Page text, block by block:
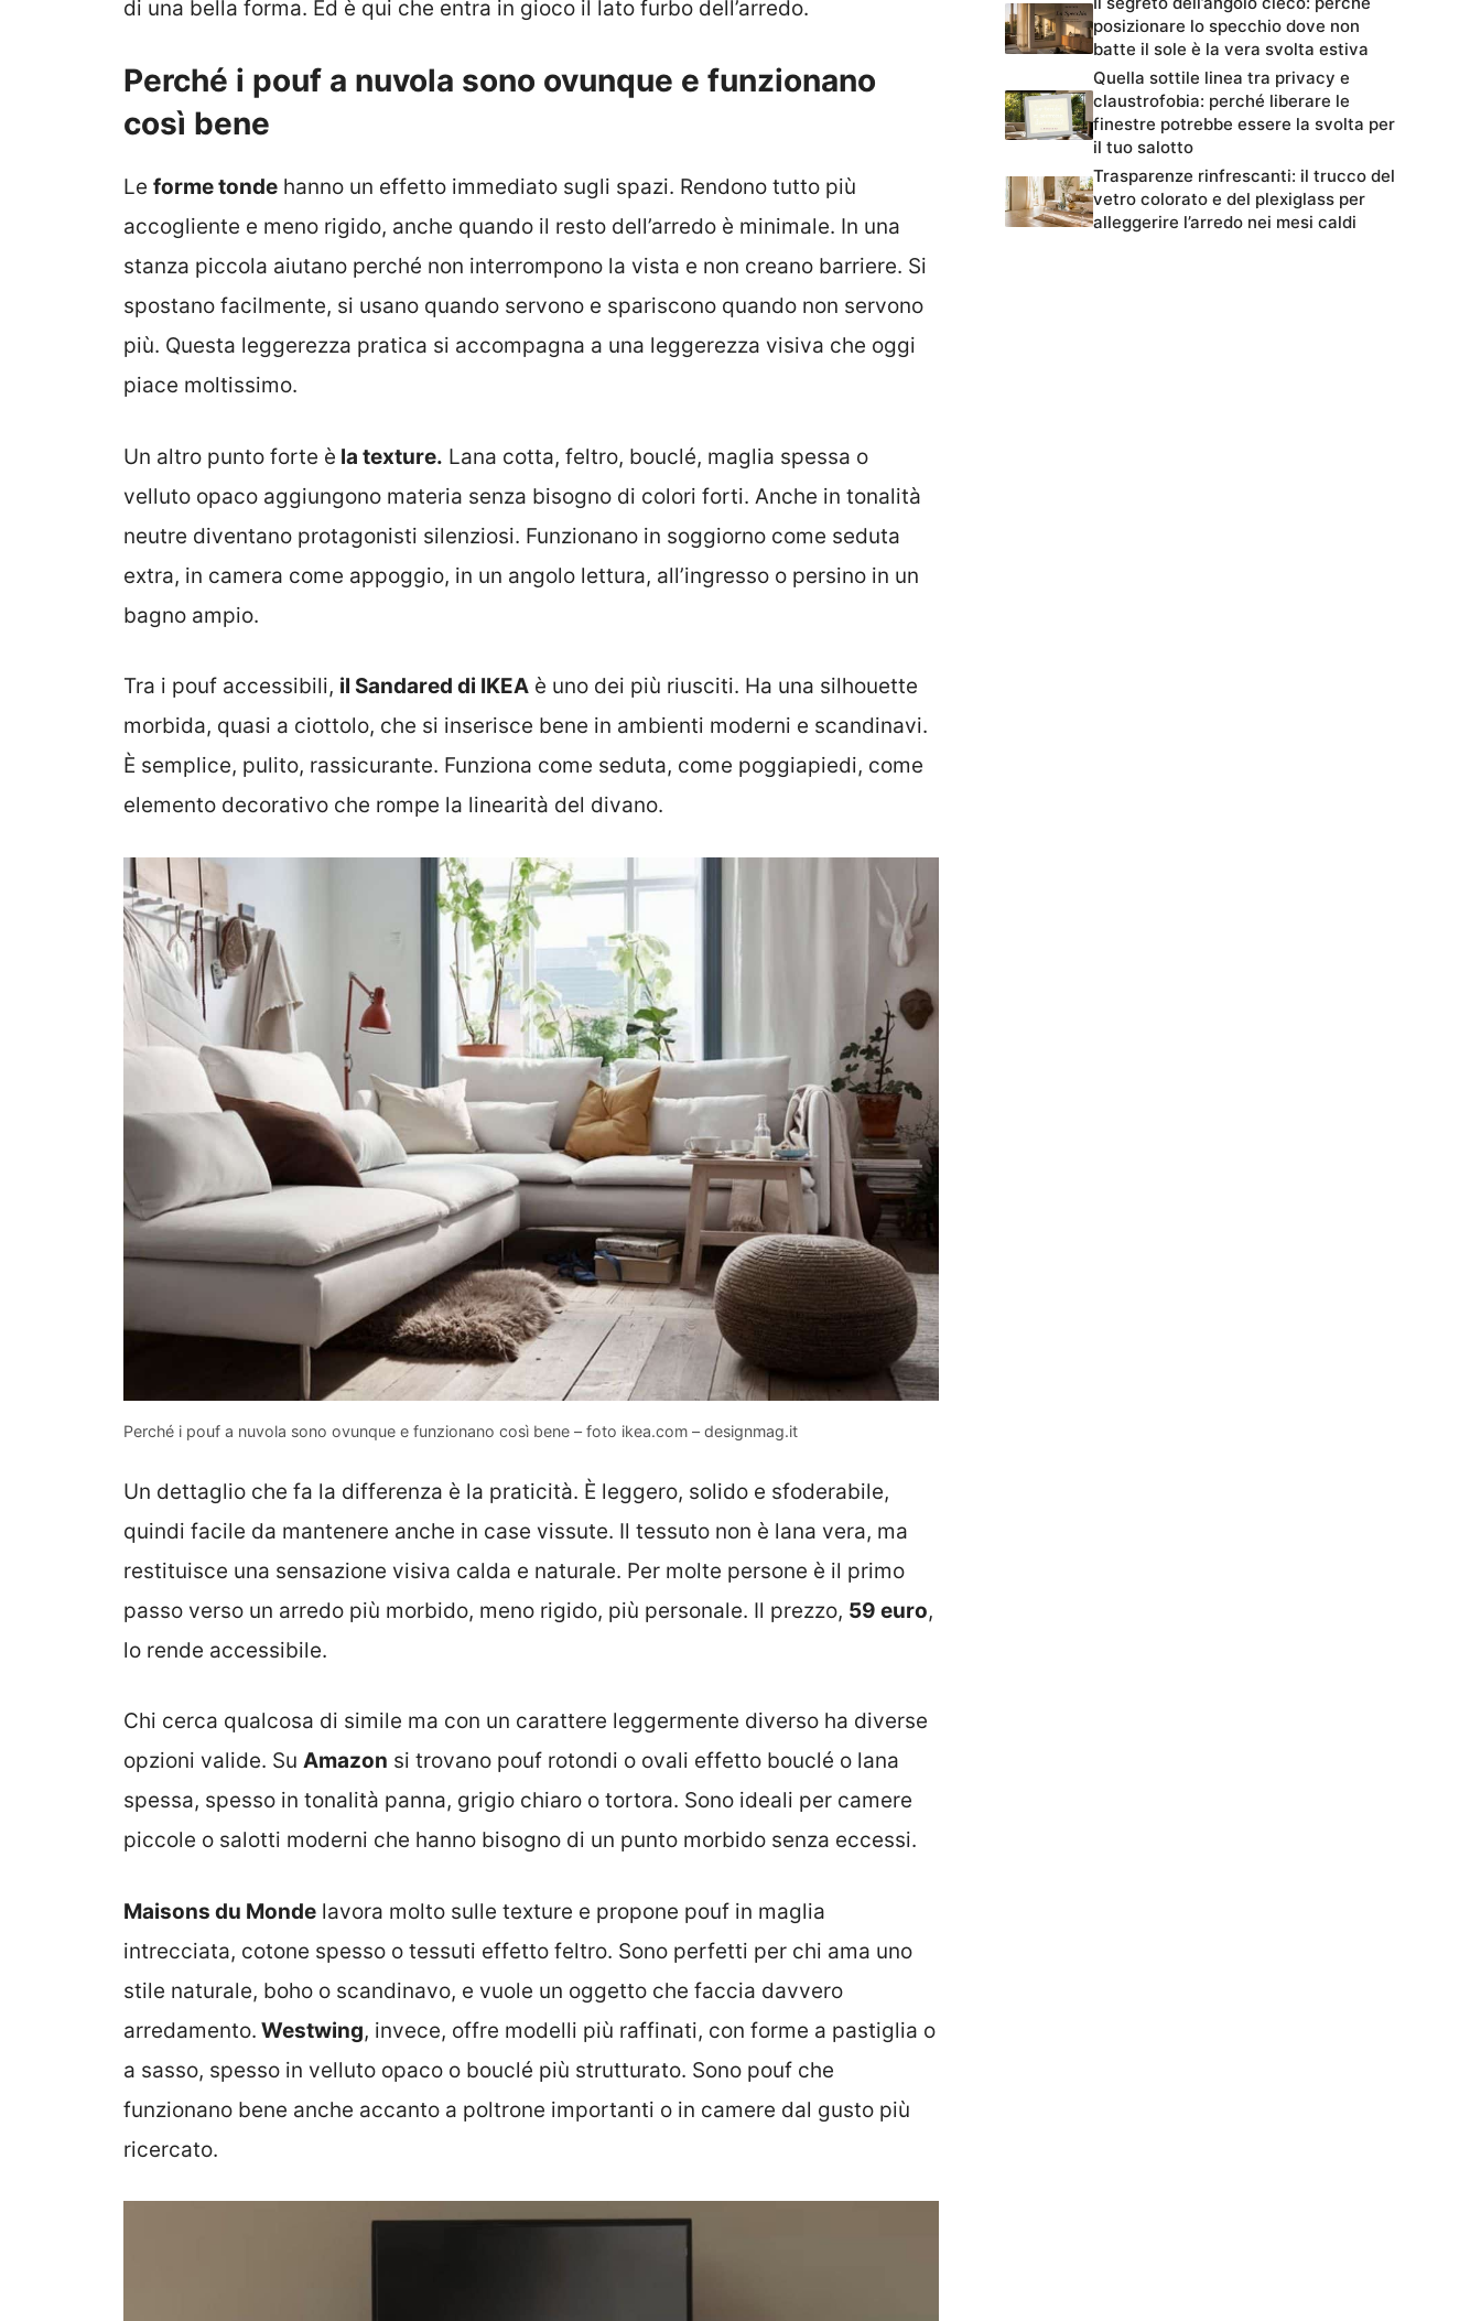
di una bella forma. Ed è qui che entra in gioco il lato furbo dell’arredo.
Perché i pouf a nuvola sono ovunque e funzionano
così bene
Le forme tonde hanno un effetto immediato sugli spazi. Rendono tutto più
accogliente e meno rigido, anche quando il resto dell’arredo è minimale. In una
stanza piccola aiutano perché non interrompono la vista e non creano barriere. Si
spostano facilmente, si usano quando servono e spariscono quando non servono
più. Questa leggerezza pratica si accompagna a una leggerezza visiva che oggi
piace moltissimo.
Un altro punto forte è la texture. Lana cotta, feltro, bouclé, maglia spessa o
velluto opaco aggiungono materia senza bisogno di colori forti. Anche in tonalità
neutre diventano protagonisti silenziosi. Funzionano in soggiorno come seduta
extra, in camera come appoggio, in un angolo lettura, all’ingresso o persino in un
bagno ampio.
Tra i pouf accessibili, il Sandared di IKEA è uno dei più riusciti. Ha una silhouette
morbida, quasi a ciottolo, che si inserisce bene in ambienti moderni e scandinavi.
È semplice, pulito, rassicurante. Funziona come seduta, come poggiapiedi, come
elemento decorativo che rompe la linearità del divano.
Perché i pouf a nuvola sono ovunque e funzionano così bene – foto ikea.com – designmag.it
Un dettaglio che fa la differenza è la praticità. È leggero, solido e sfoderabile,
quindi facile da mantenere anche in case vissute. Il tessuto non è lana vera, ma
restituisce una sensazione visiva calda e naturale. Per molte persone è il primo
passo verso un arredo più morbido, meno rigido, più personale. Il prezzo, 59 euro,
lo rende accessibile.
Chi cerca qualcosa di simile ma con un carattere leggermente diverso ha diverse
opzioni valide. Su Amazon si trovano pouf rotondi o ovali effetto bouclé o lana
spessa, spesso in tonalità panna, grigio chiaro o tortora. Sono ideali per camere
piccole o salotti moderni che hanno bisogno di un punto morbido senza eccessi.
Maisons du Monde lavora molto sulle texture e propone pouf in maglia
intrecciata, cotone spesso o tessuti effetto feltro. Sono perfetti per chi ama uno
stile naturale, boho o scandinavo, e vuole un oggetto che faccia davvero
arredamento. Westwing, invece, offre modelli più raffinati, con forme a pastiglia o
a sasso, spesso in velluto opaco o bouclé più strutturato. Sono pouf che
funzionano bene anche accanto a poltrone importanti o in camere dal gusto più
ricercato.
posizionare lo specchio dove non
batte il sole è la vera svolta estiva
Quella sottile linea tra privacy e
claustrofobia: perché liberare le
finestre potrebbe essere la svolta per
il tuo salotto
Trasparenze rinfrescanti: il trucco del
vetro colorato e del plexiglass per
alleggerire l’arredo nei mesi caldi